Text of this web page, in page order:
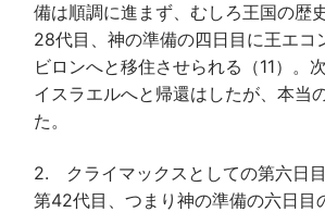
備は順調に進まず、むしろ王国の歴
28代目、神の準備の四日目に王エコ
ビロンへと移住させられる（11）。
イスラエルへと帰還はしたが、本当
た。
2. クライマックスとしての第六日目
第42代目、つまり神の準備の六日目